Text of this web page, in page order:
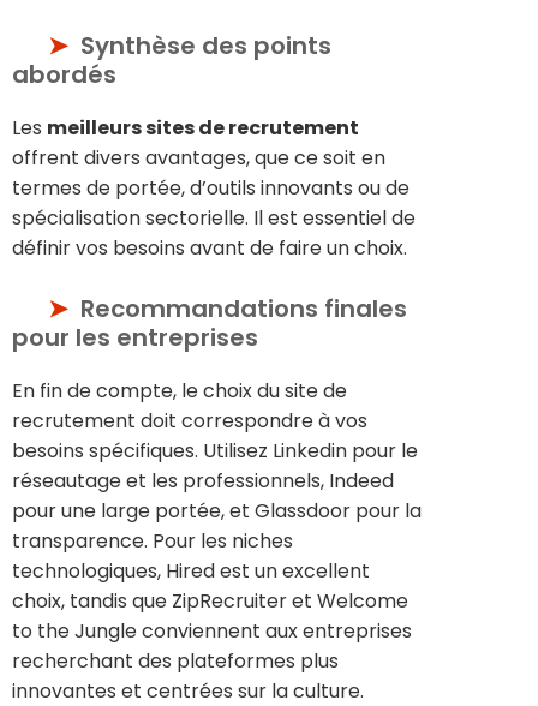
Synthèse des points
abordés
Les meilleurs sites de recrutement
offrent divers avantages, que ce soit en
termes de portée, d’outils innovants ou de
spécialisation sectorielle. Il est essentiel de
définir vos besoins avant de faire un choix.
Recommandations finales
pour les entreprises
En fin de compte, le choix du site de
recrutement doit correspondre à vos
besoins spécifiques. Utilisez Linkedin pour le
réseautage et les professionnels, Indeed
pour une large portée, et Glassdoor pour la
transparence. Pour les niches
technologiques, Hired est un excellent
choix, tandis que ZipRecruiter et Welcome
to the Jungle conviennent aux entreprises
recherchant des plateformes plus
innovantes et centrées sur la culture.